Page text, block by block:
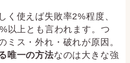
く使えば失敗率2%程度、
以上とも言われます。つ
ミス・外れ・破れが原因。
唯一の方法なのは大きな強